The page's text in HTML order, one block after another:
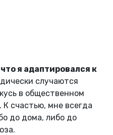
я адаптировался к
случаются
в общественном
К счастью, мне всегда
до дома, либо до